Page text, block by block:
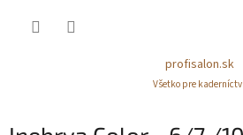
profisalon.sk
Všetko pre